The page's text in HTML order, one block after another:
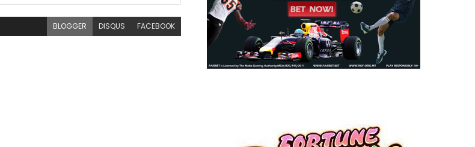
BLOGGER DISQUS FACEBOOK